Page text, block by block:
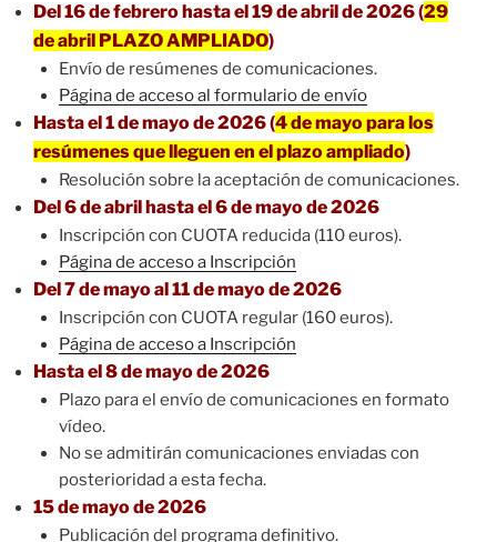
Del 16 de febrero hasta el 19 de abril de 2026 (29
de abril PLAZO AMPLIADO)
Envío de resúmenes de comunicaciones.
Página de acceso al formulario de envío
Hasta el 1 de mayo de 2026 (4 de mayo para los
resúmenes que lleguen en el plazo ampliado)
Resolución sobre la aceptación de comunicaciones.
Del 6 de abril hasta el 6 de mayo de 2026
Inscripción con CUOTA reducida (110 euros).
Página de acceso a Inscripción
Del 7 de mayo al 11 de mayo de 2026
Inscripción con CUOTA regular (160 euros).
Página de acceso a Inscripción
Hasta el 8 de mayo de 2026
Plazo para el envío de comunicaciones en formato
vídeo.
No se admitirán comunicaciones enviadas con
posterioridad a esta fecha.
15 de mayo de 2026
Publicación del programa definitivo.